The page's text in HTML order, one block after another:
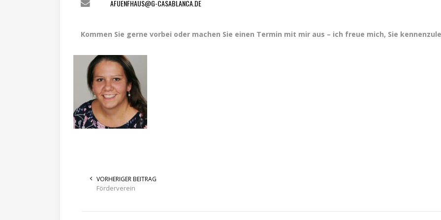
AFUENFHAUS@G-CASABLANCA.DE
Kommen Sie gerne vorbei oder machen Sie einen Termin mit mir aus – ich freue mich, Sie
VORHERIGER BEITRAG
Förderverein